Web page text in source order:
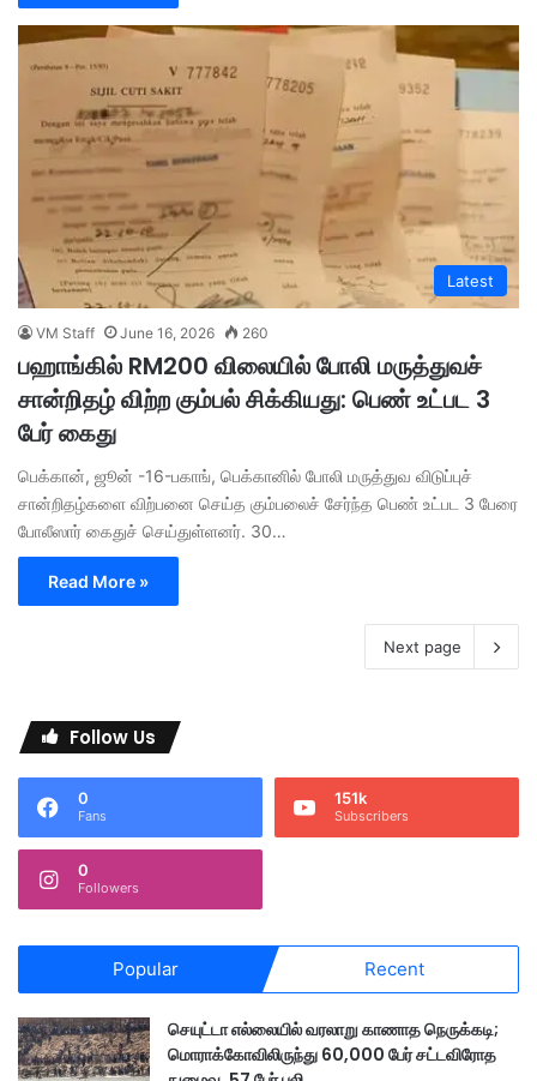
Latest
VM Staff June 16, 2026 260
பஹாங்கில் RM200 விலையில் போலி மருத்துவச்
சான்றிதழ் விற்ற கும்பல் சிக்கியது: பெண் உட்பட 3
பேர் கைது
பெக்கான், ஜூன் -16-பகாங், பெக்கானில் போலி மருத்துவ விடுப்புச்
சான்றிதழ்களை விற்பனை செய்த கும்பலைச் சேர்ந்த பெண் உட்பட 3 பேரை
போலீஸார் கைதுச் செய்துள்ளனர். 30…
Read More »
Next page
Follow Us
0
Fans
151k
Subscribers
0
Followers
Popular Recent
செயுட்டா எல்லையில் வரலாறு காணாத நெருக்கடி;
மொராக்கோவிலிருந்து 60,000 பேர் சட்டவிரோத